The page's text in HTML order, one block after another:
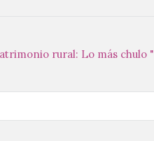
rural: Lo más chulo